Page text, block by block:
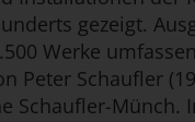
gezeigt.
Werke
Peter Schaufler
Schaufler-Münch.